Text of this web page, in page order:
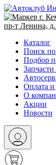
г.
пр-т Ленина, д.
Каталог
Поиск
Подбор
Запчасти
Оплата и
О
Акции
Новости